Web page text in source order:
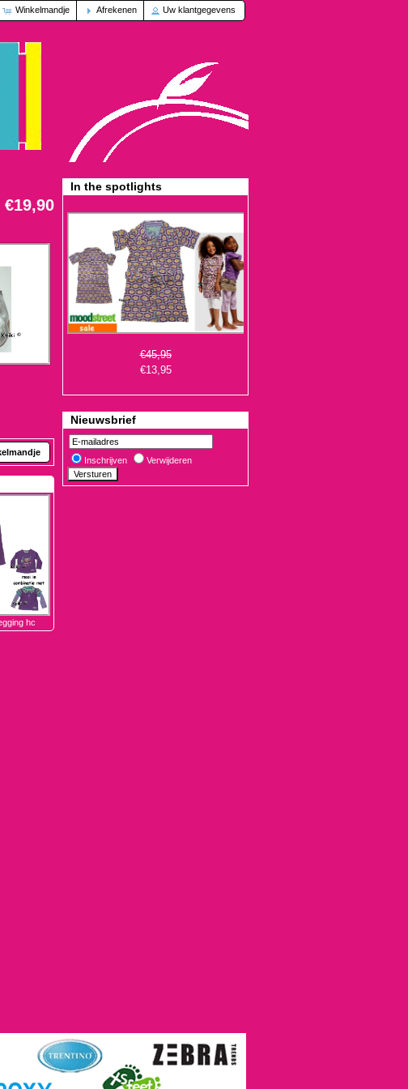
Winkelmandje Afrekenen Uw klantgegevens
€19,90
hc
In the spotlights
€13,95
Nieuwsbrief
Inschrijven Verwijderen